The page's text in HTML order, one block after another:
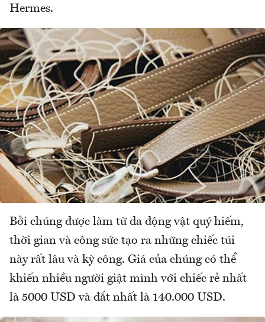
Hermes.
Bởi chúng được làm từ da động vật quý hiếm,
thời gian và công sức tạo ra những chiếc túi
này rất lâu và kỳ công. Giá của chúng có thể
khiến nhiều người giật mình với chiếc rẻ nhất
là 5000 USD và đắt nhất là 140.000 USD.